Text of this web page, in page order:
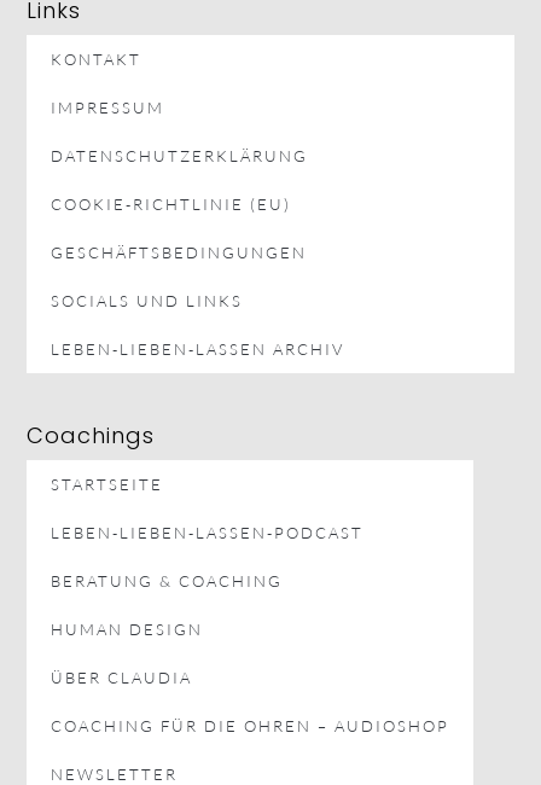
Links
KONTAKT
IMPRESSUM
DATENSCHUTZERKLÄRUNG
COOKIE-RICHTLINIE (EU)
GESCHÄFTSBEDINGUNGEN
SOCIALS UND LINKS
LEBEN-LIEBEN-LASSEN ARCHIV
Coachings
STARTSEITE
LEBEN-LIEBEN-LASSEN-PODCAST
BERATUNG & COACHING
HUMAN DESIGN
ÜBER CLAUDIA
COACHING FÜR DIE OHREN – AUDIOSHOP
NEWSLETTER